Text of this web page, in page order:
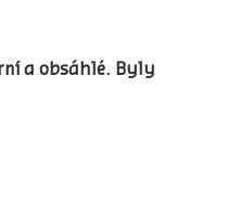
a obsáhlé. Byly